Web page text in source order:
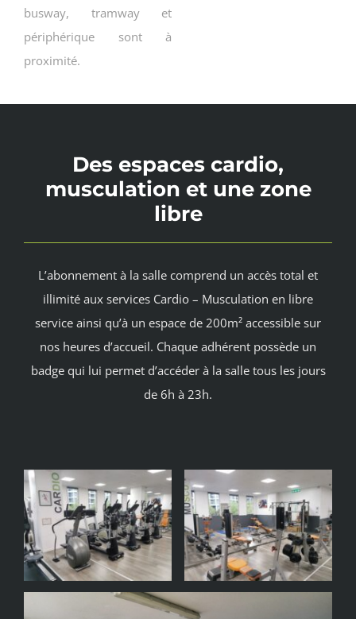
busway, tramway et
périphérique sont à
proximité.
Des espaces cardio,
musculation et une zone
libre
L’abonnement à la salle comprend un accès total et
illimité aux services Cardio – Musculation en libre
service ainsi qu’à un espace de 200m² accessible sur
nos heures d’accueil. Chaque adhérent possède un
badge qui lui permet d’accéder à la salle tous les jours
de 6h à 23h.